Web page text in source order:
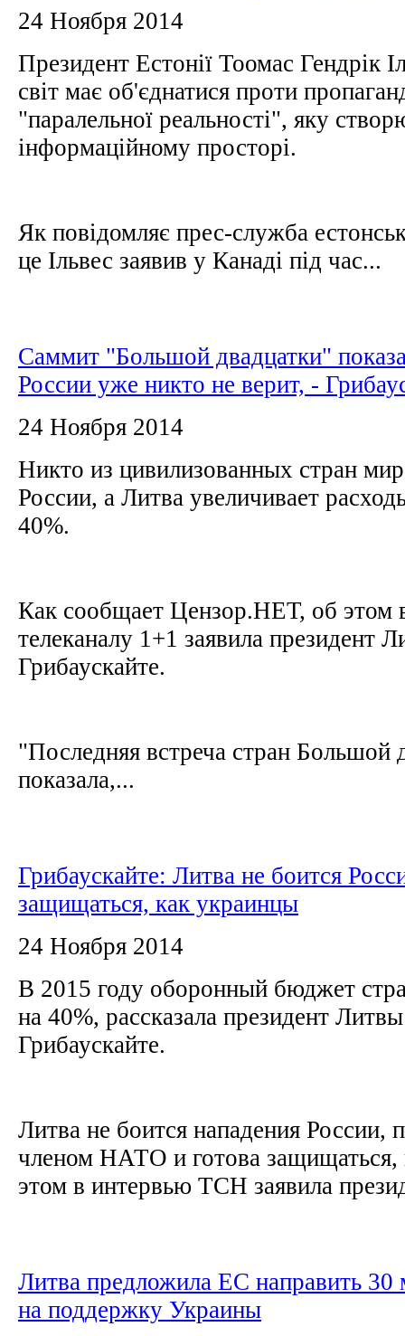
24 Ноября 2014
Президент Естонії Тоомас Гендрік
світ має об'єднатися проти
"паралельної реальності", яку
інформаційному просторі.
Як повідомляє прес-служба
це Ільвес заявив у Канаді під час...
Саммит "Большой двадцатки"
России уже никто не верит, -
24 Ноября 2014
Никто из цивилизованных стран
России, а Литва увеличивает
40%.
Как сообщает Цензор.НЕТ, об этом
телеканалу 1+1 заявила президент
Грибаускайте.
"Последняя встреча стран Большой
показала,...
Грибаускайте: Литва не боится
защищаться, как украинцы
24 Ноября 2014
В 2015 году оборонный бюджет
на 40%, рассказала президент
Грибаускайте.
Литва не боится нападения России,
членом НАТО и готова защищаться,
этом в интервью ТСН заявила
Литва предложила ЕС направить 30
на поддержку Украины